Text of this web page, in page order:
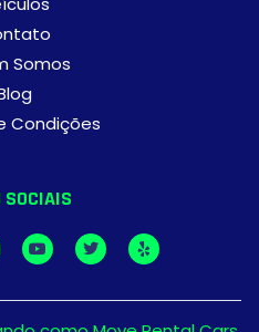
Somos
Condições
SOCIAIS